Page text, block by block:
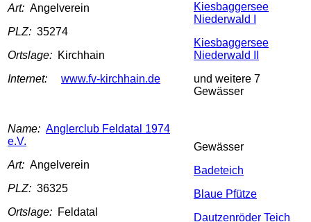
Art: Angelverein
PLZ: 35274
Ortslage: Kirchhain
Internet:
www.fv-kirchhain.de
Kiesbaggersee
Niederwald I
Kiesbaggersee
Niederwald II
und weitere 7
Gewässer
Name: Anglerclub Feldatal 1974
e.V.
Art: Angelverein
PLZ: 36325
Ortslage: Feldatal
Gewässer
Badeteich
Blaue Pfütze
Dautzenröder Teich